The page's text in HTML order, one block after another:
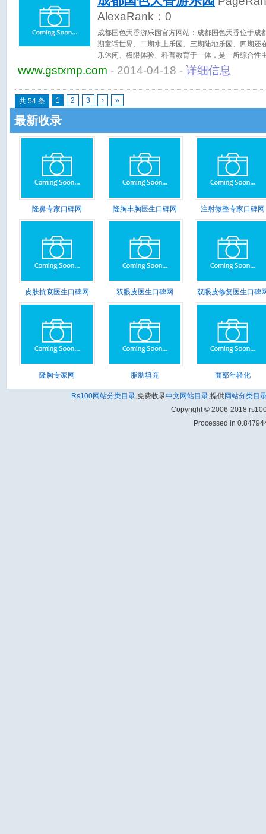
AlexaRank： 0
成都国色天香游乐园官方网站：成都国色天香位于成
期童话世界、二期水上乐园、三期陆地乐园、四期还
乐休闲、极限体验、科普教育于一体，是一所综合性
建设和旅游产业发展紧密结合，形成独具特色、内涵
www.gstxmp.com - 2014-04-18 - 详细信息
共 54 条 1 2 3 › »
最新收录
隆鼻专家口碑网 隆胸丰胸医生口碑网 注射微整专家口碑网
皮肤抗衰医生口碑网 双眼皮医生口碑网 双眼皮修复医生口碑
隆胸专家网 脂肪填充 面部年轻化
Rs100网站分类目录,免费收录中文网站目录,提供网站分类目
Copyright © 2006-2018
Processed in